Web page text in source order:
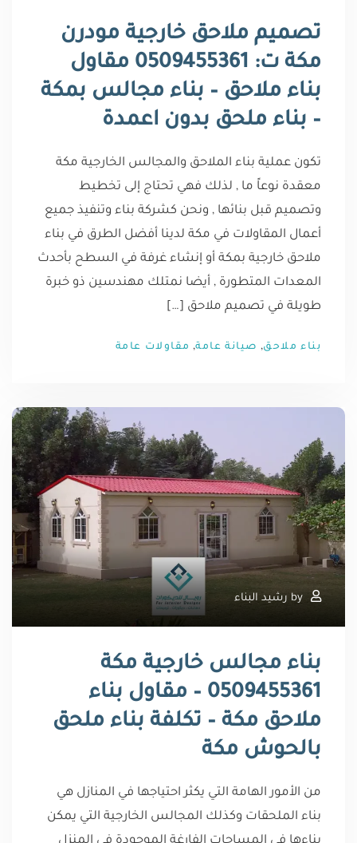
تصميم ملاحق خارجية مودرن
مكة ت: 0509455361 مقاول
بناء ملاحق – بناء مجالس بمكة
– بناء ملحق بدون اعمدة
تكون عملية بناء الملاحق والمجالس الخارجية مكة
معقدة نوعاً ما , لذلك فهي تحتاج إلى تخطيط
وتصميم قبل بنائها , ونحن كشركة بناء وتنفيذ جميع
أعمال المقاولات في مكة لدينا أفضل الطرق في بناء
ملاحق خارجية بمكة أو إنشاء غرفة في السطح بأحدث
المعدات المتطورة , أيضا نمتلك مهندسين ذو خبرة
طويلة في تصميم ملاحق […]
بناء ملاحق, صيانة عامة, مقاولات عامة
by رشيد البناء
بناء مجالس خارجية مكة
0509455361 – مقاول بناء
ملاحق مكة – تكلفة بناء ملحق
بالحوش مكة
من الأمور الهامة التي يكثر احتياجها في المنازل هي
بناء الملحقات وكذلك المجالس الخارجية التي يمكن